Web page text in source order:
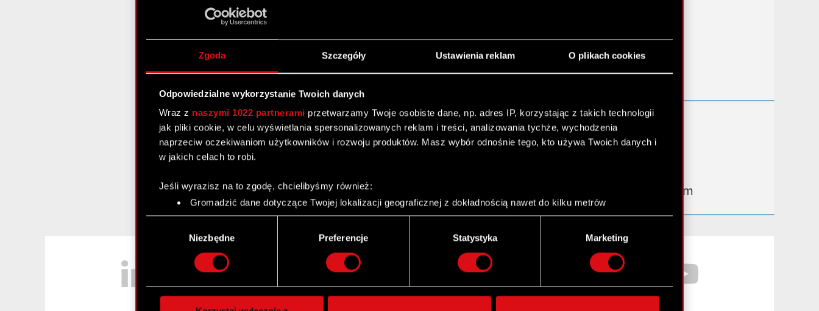
Zgoda Szczegóły Ustawienia reklam O plikach cookies
Odpowiedzialne wykorzystanie Twoich danych
Wraz z naszymi 1022 partnerami przetwarzamy Twoje osobiste dane, np. adres IP, korzystając z takich technologii
jak pliki cookie, w celu wyświetlania spersonalizowanych reklam i treści, analizowania tychże, wychodzenia
naprzeciw oczekiwaniom użytkowników i rozwoju produktów. Masz wybór odnośnie tego, kto używa Twoich danych i
w jakich celach to robi.
Jeśli wyrazisz na to zgodę, chcielibyśmy również:
Gromadzić dane dotyczące Twojej lokalizacji geograficznej z dokładnością nawet do kilku metrów
Identyfikować Twoje urządzenie, aktywnie analizując charakteryzującego je zbiory danych (fingerprinting,
Dowiedz się więcej odnośnie tego, jak Twoje osobiste dane są przetwarzane oraz ustaw własne preferencje w
szczegółów . W Deklaracji plików cookie możesz zmienić lub wycofać swoją zgodę w dowolnej chwili.
Wykorzystujemy pliki cookie do spersonalizowania treści i reklam, aby oferować funkcje społecznościowe i
Niezbędne Preferencje Statystyka Marketing
Przydatne linki
Kontakt IR
Dowiedz się więcej:
thewitcher.com
gear.cdprojektred.com
Facebook